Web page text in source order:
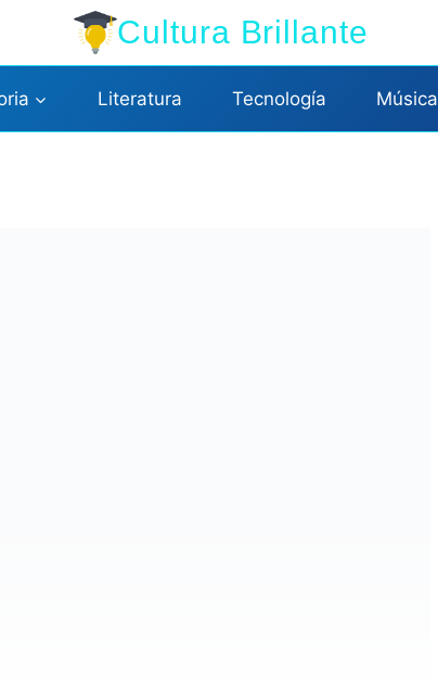
Cultura Brillante
Literatura Tecnología Música